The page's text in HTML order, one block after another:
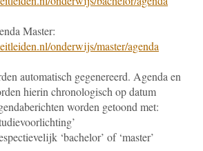
Master:
onderwijs/master/agenda
automatisch gegenereerd. Agenda en
hierin chronologisch op datum
worden getoond met:
‘bachelor’ of ‘master’